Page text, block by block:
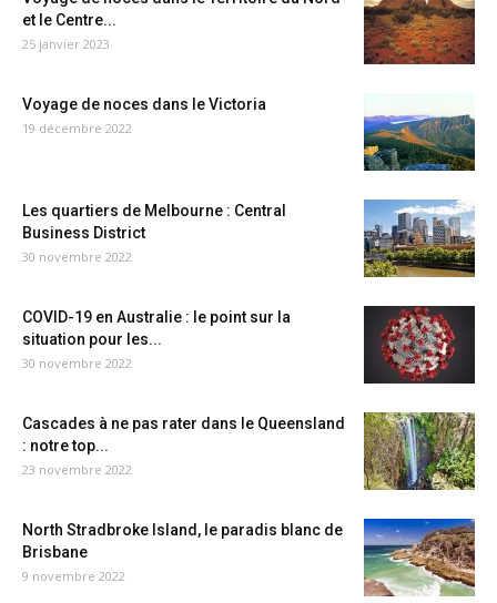
et le Centre...
25 janvier 2023
Voyage de noces dans le Victoria
19 décembre 2022
Les quartiers de Melbourne : Central
Business District
30 novembre 2022
COVID-19 en Australie : le point sur la
situation pour les...
30 novembre 2022
Cascades à ne pas rater dans le Queensland
: notre top...
23 novembre 2022
North Stradbroke Island, le paradis blanc de
Brisbane
9 novembre 2022